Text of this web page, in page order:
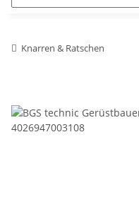
Knarren & Ratschen